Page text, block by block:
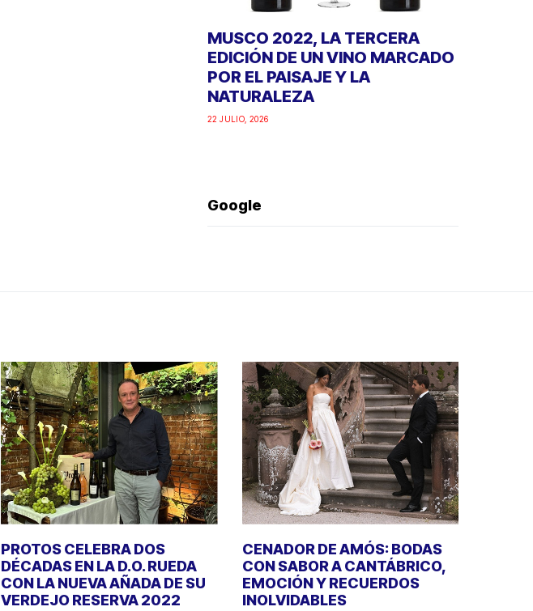
MUSCO 2022, LA TERCERA
EDICIÓN DE UN VINO MARCADO
POR EL PAISAJE Y LA
NATURALEZA
22 JULIO, 2026
Google
PROTOS CELEBRA DOS
DÉCADAS EN LA D.O. RUEDA
CON LA NUEVA AÑADA DE SU
VERDEJO RESERVA 2022
CENADOR DE AMÓS: BODAS
CON SABOR A CANTÁBRICO,
EMOCIÓN Y RECUERDOS
INOLVIDABLES